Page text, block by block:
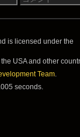
is licensed under the
USA and other
Team
seconds.